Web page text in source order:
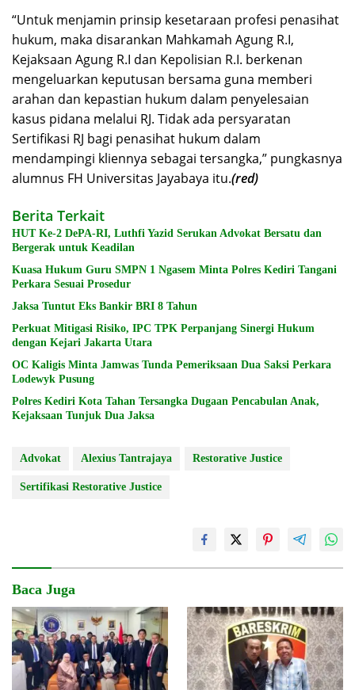
“Untuk menjamin prinsip kesetaraan profesi penasihat
hukum, maka disarankan Mahkamah Agung R.I,
Kejaksaan Agung R.I dan Kepolisian R.I. berkenan
mengeluarkan keputusan bersama guna memberi
arahan dan kepastian hukum dalam penyelesaian
kasus pidana melalui RJ. Tidak ada persyaratan
Sertifikasi RJ bagi penasihat hukum dalam
mendampingi kliennya sebagai tersangka,” pungkasnya
alumnus FH Universitas Jayabaya itu.(red)
Berita Terkait
HUT Ke-2 DePA-RI, Luthfi Yazid Serukan Advokat Bersatu dan
Bergerak untuk Keadilan
Kuasa Hukum Guru SMPN 1 Ngasem Minta Polres Kediri Tangani
Perkara Sesuai Prosedur
Jaksa Tuntut Eks Bankir BRI 8 Tahun
Perkuat Mitigasi Risiko, IPC TPK Perpanjang Sinergi Hukum
dengan Kejari Jakarta Utara
OC Kaligis Minta Jamwas Tunda Pemeriksaan Dua Saksi Perkara
Lodewyk Pusung
Polres Kediri Kota Tahan Tersangka Dugaan Pencabulan Anak,
Kejaksaan Tunjuk Dua Jaksa
Advokat Alexius Tantrajaya Restorative Justice
Sertifikasi Restorative Justice
Baca Juga